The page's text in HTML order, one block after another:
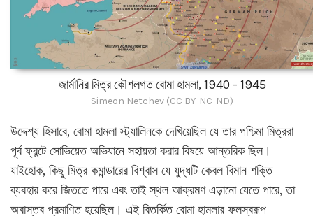
জার্মানির মিত্র কৌশলগত বোমা হামলা, 1940 - 1945
Simeon Netchev (CC BY-NC-ND)
উদ্দেশ্য হিসাবে, বোমা হামলা স্ট্যালিনকে দেখিয়েছিল যে তার পশ্চিমা মিত্ররা
পূর্ব ফ্রন্টে সোভিয়েত অভিযানে সহায়তা করার বিষয়ে আন্তরিক ছিল।
যাইহোক, কিছু মিত্র কমান্ডারের বিশ্বাস যে যুদ্ধটি কেবল বিমান শক্তি
ব্যবহার করে জিততে পারে এবং তাই স্থল আক্রমণ এড়ানো যেতে পারে, তা
অবাস্তব প্রমাণিত হয়েছিল। এই বিতর্কিত বোমা হামলার ফলস্বরূপ